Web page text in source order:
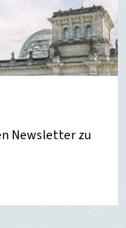
Newsletter zu